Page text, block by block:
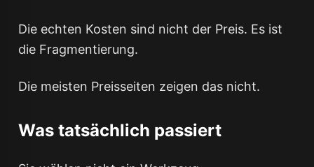
Die echten Kosten sind nicht der Preis. Es ist
die Fragmentierung.
Die meisten Preisseiten zeigen das nicht.
Was tatsächlich passiert